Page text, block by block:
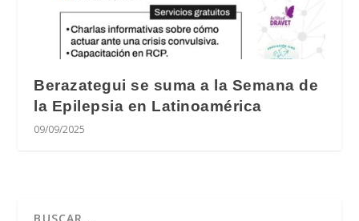
Berazategui se suma a la Semana de
la Epilepsia en Latinoamérica
09/09/2025